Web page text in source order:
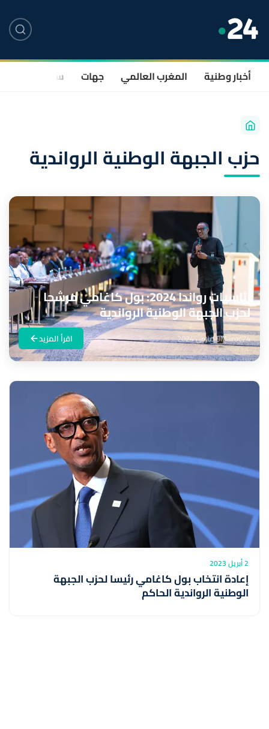
أخبار وطنية المغرب العالمي جهات سياسة
حزب الجبهة الوطنية الرواندية
رئاسيات رواندا 2024: بول كاغامي مرشحا
لحزب الجبهة الوطنية الرواندية
Maroc249 مارس 2024 اقرأ المزيد
2 أبريل 2023
إعادة انتخاب بول كاغامي رئيسا لحزب الجبهة
الوطنية الرواندية الحاكم